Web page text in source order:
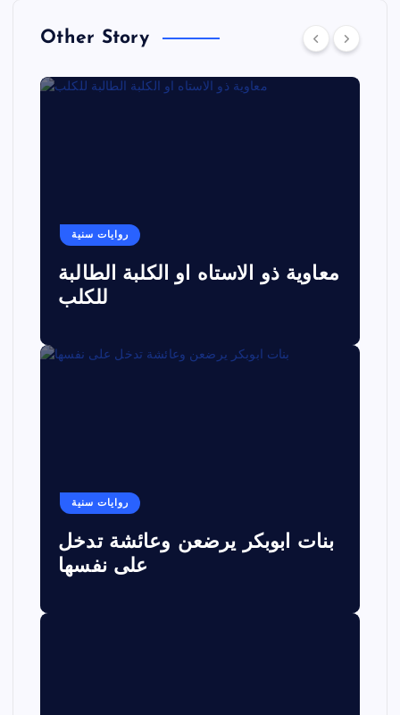
Other Story
روايات سنية
معاوية ذو الاستاه او الكلبة الطالبة
للكلب
روايات سنية
بنات ابوبكر يرضعن وعائشة تدخل
على نفسها